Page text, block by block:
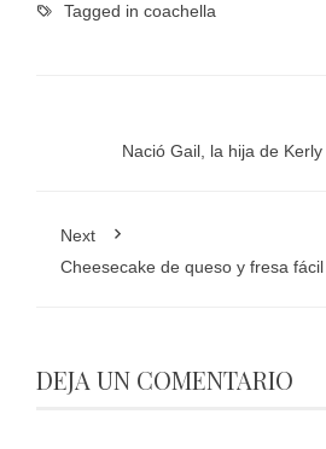
Tagged in coachella
Nació Gail, la hija de
Next
Cheesecake de queso y fresa fácil
DEJA UN COMENTARIO